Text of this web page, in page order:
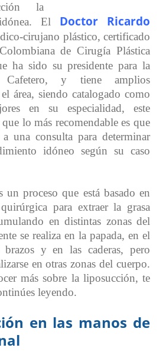
la
El Doctor Ricardo
cirujano plástico, certificado
de Cirugía Plástica
ha sido su presidente para la
y tiene amplios
área, siendo catalogado como
en su especialidad, este
lo más recomendable es que
una consulta para determinar
idóneo según su caso
proceso que está basado en
para extraer la grasa
en distintas zonas del
se realiza en la papada, en el
y en las caderas, pero
en otras zonas del cuerpo.
más sobre la liposucción, te
leyendo.
en las manos de